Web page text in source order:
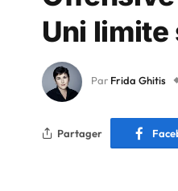
Uni limite
Par Frida Ghitis
Partager